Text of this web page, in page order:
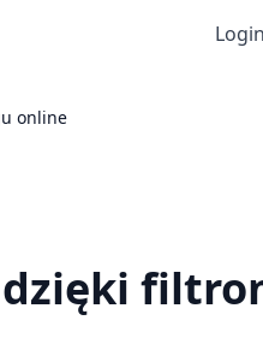
Login
online
dzięki